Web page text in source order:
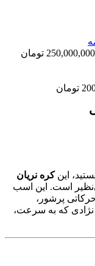
250,000,000 تومان
تومان
اینکره نریان
است. این اسب
پرشور،
نژادی که به سرعت،